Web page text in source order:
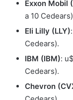
Exxon Mobil
a 10
Eli Lilly (LLY)
Cedears).
IBM (IBM):
Cedears).
Chevron